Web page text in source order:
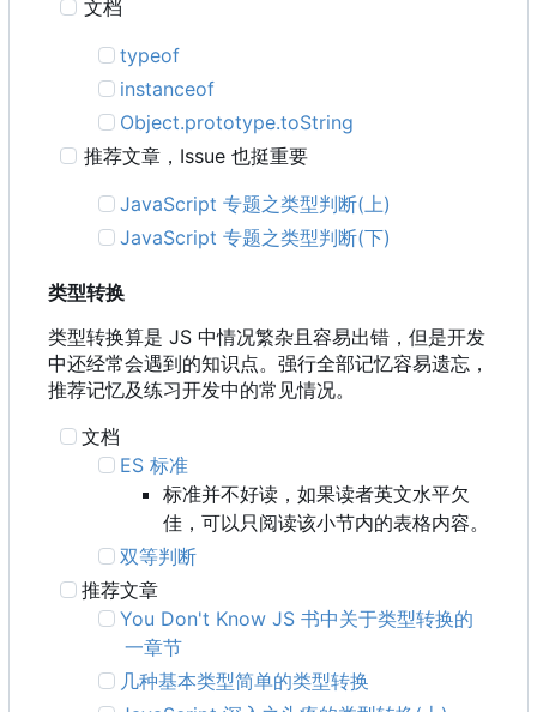
文档
typeof
instanceof
Object.prototype.toString
推荐文章 ， Issue 也挺重要
JavaScript 专题之类型判断(上)
JavaScript 专题之类型判断(下)
类型转换
类型转换算是 JS 中情况繁杂且容易出错，但是开发
中还经常会遇到的知识点。强行全部记忆容易遗忘，
推荐记忆及练习开发中的常见情况。
文档
ES 标准
标准并不好读，如果读者英文水平欠
佳，可以只阅读该小节内的表格内容。
双等判断
推荐文章
You Don't Know JS 书中关于类型转换的
一章节
几种基本类型简单的类型转换